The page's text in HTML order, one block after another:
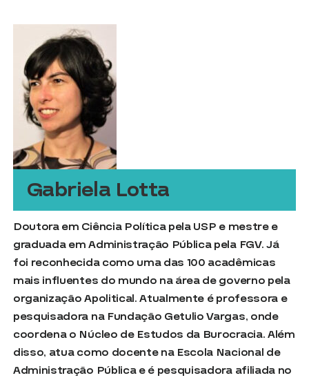
Gabriela Lotta
Doutora em Ciência Política pela USP e mestre e
graduada em Administração Pública pela FGV. Já
foi reconhecida como uma das 100 acadêmicas
mais influentes do mundo na área de governo pela
organização Apolitical. Atualmente é professora e
pesquisadora na Fundação Getulio Vargas, onde
coordena o Núcleo de Estudos da Burocracia. Além
disso, atua como docente na Escola Nacional de
Administração Pública e é pesquisadora afiliada no